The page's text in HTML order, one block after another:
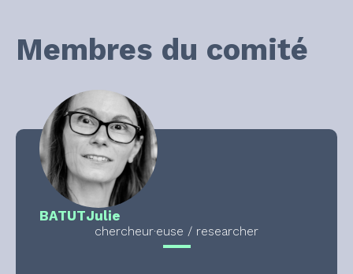
Membres du comité
BATUTJulie
chercheur·euse / researcher